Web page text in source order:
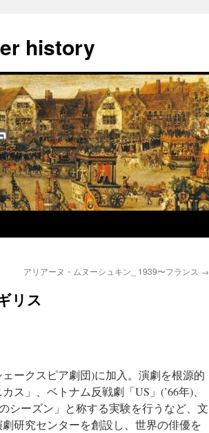
history
アリアーヌ・ムヌーシュキン_ 1939〜フランス →
リス
ークスピア劇団)に加入。演劇を根源的
ス」、ベトナム反戦劇「US」(’66年)、
シーズン」と称する実験を行うなど、文
研究センターを創設し、世界の俳優を